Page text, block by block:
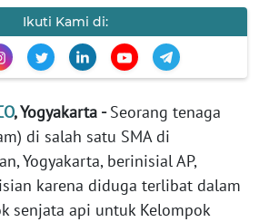
Ikuti Kami di:
, Yogyakarta -Seorang tenaga
di salah satu SMA di
Yogyakarta, berinisial AP,
karena diduga terlibat dalam
senjata api untuk Kelompok